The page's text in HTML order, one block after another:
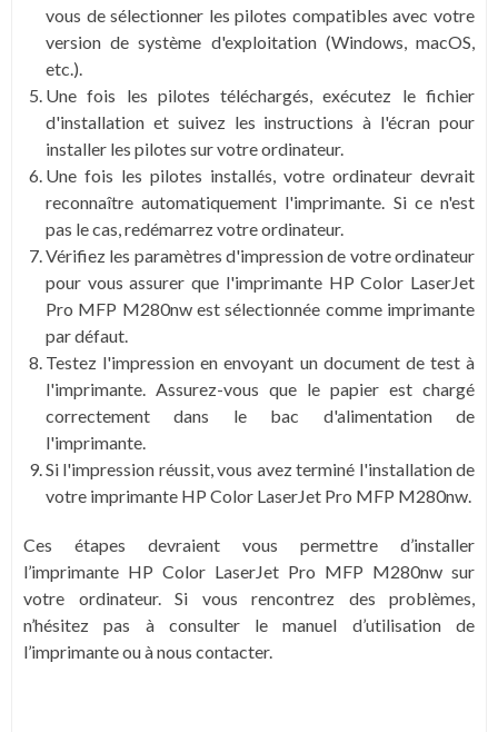
vous de sélectionner les pilotes compatibles avec votre
version de système d'exploitation (Windows, macOS,
etc.).
Une fois les pilotes téléchargés, exécutez le fichier
d'installation et suivez les instructions à l'écran pour
installer les pilotes sur votre ordinateur.
Une fois les pilotes installés, votre ordinateur devrait
reconnaître automatiquement l'imprimante. Si ce n'est
pas le cas, redémarrez votre ordinateur.
Vérifiez les paramètres d'impression de votre ordinateur
pour vous assurer que l'imprimante HP Color LaserJet
Pro MFP M280nw est sélectionnée comme imprimante
par défaut.
Testez l'impression en envoyant un document de test à
l'imprimante. Assurez-vous que le papier est chargé
correctement dans le bac d'alimentation de
l'imprimante.
Si l'impression réussit, vous avez terminé l'installation de
votre imprimante HP Color LaserJet Pro MFP M280nw.
Ces étapes devraient vous permettre d’installer
l’imprimante HP Color LaserJet Pro MFP M280nw sur
votre ordinateur. Si vous rencontrez des problèmes,
n’hésitez pas à consulter le manuel d’utilisation de
l’imprimante ou à nous contacter.